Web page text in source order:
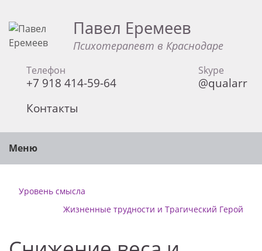
Павел Еремеев
Психотерапевт в Краснодаре
Телефон
+7 918 414-59-64
Skype
@qualarr
Контакты
Меню
Уровень смысла
Жизненные трудности и Трагический Герой